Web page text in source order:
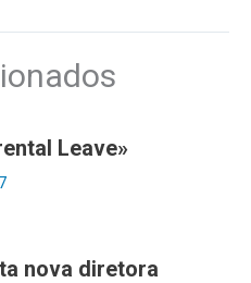
Leave»
nova diretora